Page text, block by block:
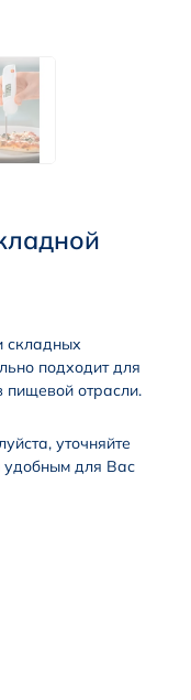
складных
подходит для
пищевой отрасли.
уточняйте
удобным для Вас